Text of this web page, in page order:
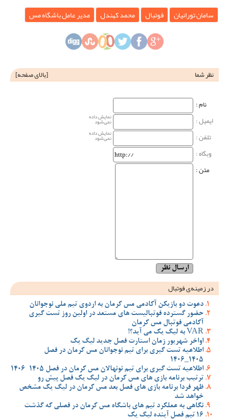
سامان تورانیان فوتبال محمد کهندل مدیر عامل باشگاه مس
نظر شما [بالای صفحه]
نام‌ :
ایمیل :
نمایش داده
نمی‌شود
تلفن : نمایش داده
نمی‌شود
وبگاه‌ :
متن :
در زمینه‌ی فوتبال
دعوت دو بازیکن آکادمی مس کرمان به اردوی تیم ملی نوجوانان
حضور گسترده فوتبالیست های مستعد در اولین روز تست گیری
آکادمی فوتبال مس کرمان
VAR به لیگ یک می آید؟!
اواخر شهریور زمان استارت فصل جدید لیگ یک
اطلاعیه تست گیری برای تیم نوجوانان مس کرمان در فصل
1405_1406
اطلاعیه تست گیری برای تیم نونهالان مس کرمان در فصل 1405-1406
ترتیب برنامه بازی های مس کرمان در لیگ یک فصل پیش رو
ظهر فردا برنامه بازی های فصل بعد مس کرمان در لیگ یک مشخص
خواهد شد
نگاهی به عملکرد تیم های باشگاه مس کرمان در فصلی که گذشت
16 تیم فصل آینده لیگ یک